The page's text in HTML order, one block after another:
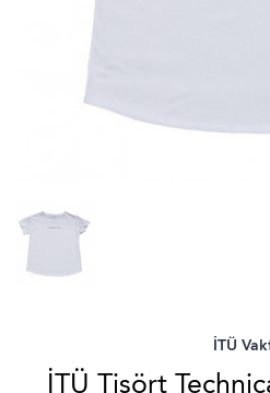
İTÜ
İTÜ Tişört